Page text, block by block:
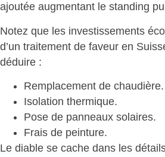
ajoutée augmentant le standing
Notez que les investissements
d’un traitement de faveur en
déduire :
Remplacement de chaudière.
Isolation thermique.
Pose de panneaux solaires.
Frais de peinture.
Le diable se cache dans les